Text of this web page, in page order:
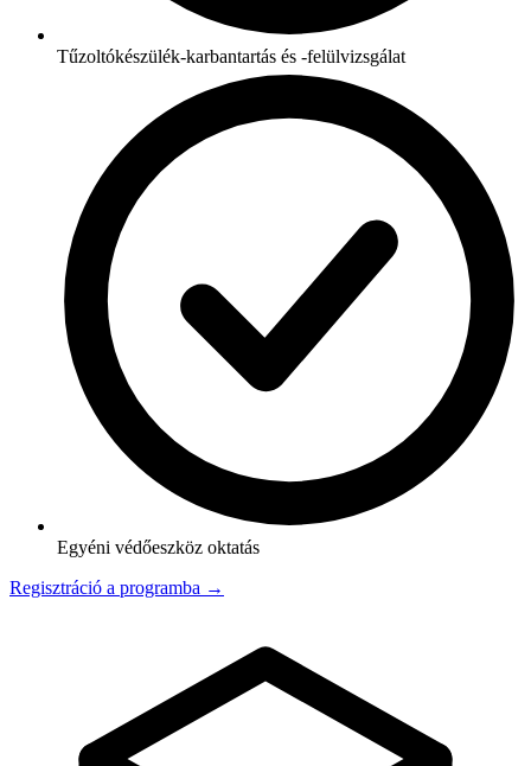
Tűzoltókészülék-karbantartás és -felülvizsgálat
Egyéni védőeszköz oktatás
Regisztráció a programba →